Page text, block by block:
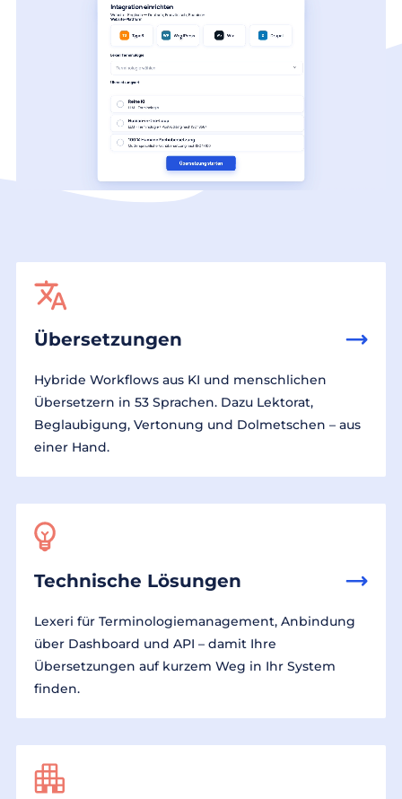
Übersetzungen
Hybride Workflows aus KI und menschlichen
Übersetzern in 53 Sprachen. Dazu Lektorat,
Beglaubigung, Vertonung und Dolmetschen – aus
einer Hand.
Technische Lösungen
Lexeri für Terminologiemanagement, Anbindung
über Dashboard und API – damit Ihre
Übersetzungen auf kurzem Weg in Ihr System
finden.